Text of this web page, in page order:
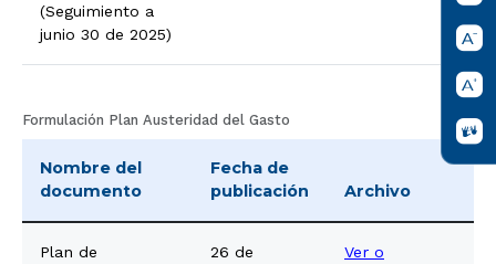
(Seguimiento a
junio 30 de 2025)
Formulación Plan Austeridad del Gasto
Nombre del
documento
Fecha de
publicación
Archivo
Plan de
26 de
Ver o